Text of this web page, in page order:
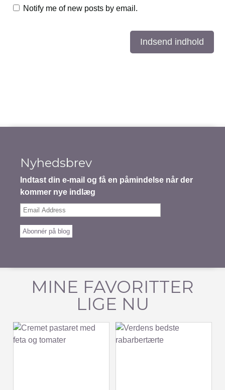
Notify me of new posts by email.
Indsend indhold
Nyhedsbrev
Indtast din e-mail og få en påmindelse når der
kommer nye indlæg
Email
Abonnér på blog
MINE FAVORITTER
LIGE NU